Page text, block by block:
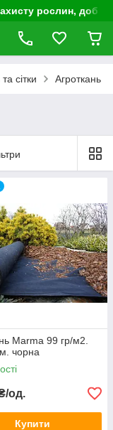
рослин,
сітки Агроткань
Marma 99 гр/м2.
чорна
од.
Купити